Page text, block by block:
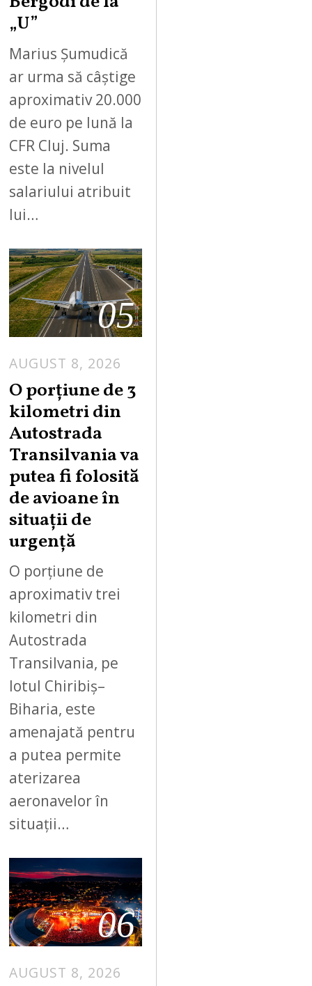
„U”
Marius Șumudică
ar urma să câștige
aproximativ 20.000
de euro pe lună la
CFR Cluj. Suma
este la nivelul
salariului atribuit
lui…
05
AUGUST 8, 2026
U
G
T
8
O porțiune de 3
kilometri din
Autostrada
Transilvania va
putea fi folosită
de avioane în
situații de
urgență
O porțiune de
aproximativ trei
kilometri din
Autostrada
Transilvania, pe
lotul Chiribiș–
Biharia, este
amenajată pentru
a putea permite
aterizarea
aeronavelor în
situații…
06
AUGUST 8, 2026